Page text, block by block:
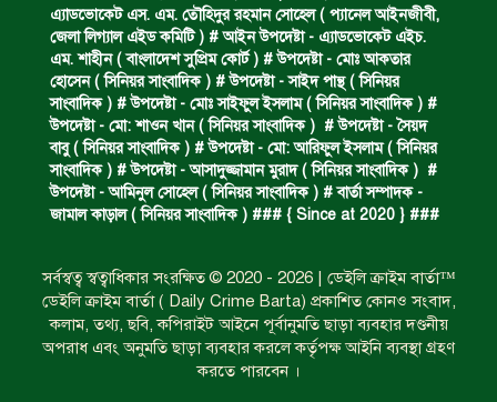
অবৈধ ঘের নির্মাণে আটক।
একজন সড়ক দুর্ঘটনায় নিহত ও দুইজন আহত।
ডাকাত দলের সদস্য গ্রেফতার।
ঝুলন্ত মরদেহ উদ্ধার।
এ্যাডভোকেট এস. এম. তৌহিদুর রহমান সোহেল ( প‍্যানেল আইনজীবী,
জেলা লিগ্যাল এইড কমিটি ) # আইন উপদেষ্টা - এ্যাডভোকেট এইচ.
এম. শাহীন ( বাংলাদেশ সুপ্রিম কোর্ট ) # উপদেষ্টা - মোঃ আকতার
হোসেন ( সিনিয়র সাংবাদিক ) # উপদেষ্টা - সাইদ পান্থ ( সিনিয়র
সাংবাদিক ) # উপদেষ্টা - মোঃ সাইফুল ইসলাম ( সিনিয়র সাংবাদিক ) #
উপদেষ্টা - মো: শাওন খান ( সিনিয়র সাংবাদিক ) # উপদেষ্টা - সৈয়দ
বাবু ( সিনিয়র সাংবাদিক ) # উপদেষ্টা - মো: আরিফুল ইসলাম ( সিনিয়র
সাংবাদিক ) # উপদেষ্টা - আসাদুজ্জামান মুরাদ ( সিনিয়র সাংবাদিক ) #
উপদেষ্টা - আমিনুল সোহেল ( সিনিয়র সাংবাদিক ) # বার্তা সম্পাদক -
জামাল কাড়াল ( সিনিয়র সাংবাদিক ) ### { Since at 2020 } ###
সর্বস্বত্ব স্বত্বাধিকার সংরক্ষিত © 2020 - 2026 | ডেইলি ক্রাইম বার্তা™
ডেইলি ক্রাইম বার্তা ( Daily Crime Barta) প্রকাশিত কোনও সংবাদ,
কলাম, তথ্য, ছবি, কপিরাইট আইনে পূর্বানুমতি ছাড়া ব্যবহার দণ্ডনীয়
অপরাধ এবং অনুমতি ছাড়া ব্যবহার করলে কর্তৃপক্ষ আইনি ব্যবস্থা গ্রহণ
করতে পারবেন ।